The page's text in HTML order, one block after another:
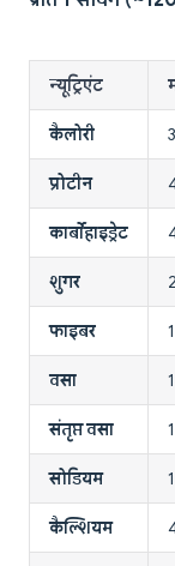
न्यूट्रिएंट
कैलोरी
प्रोटीन
कार्बोहाइड्रेट
शुगर
फाइबर
वसा
संतृप्त वसा
सोडियम
कैल्शियम